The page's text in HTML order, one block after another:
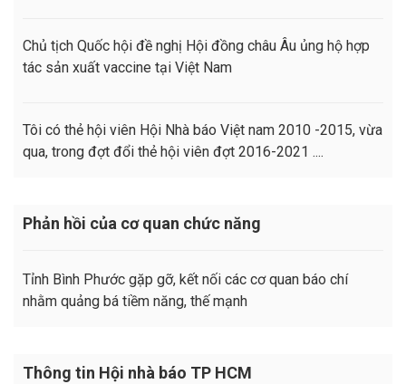
Chủ tịch Quốc hội đề nghị Hội đồng châu Âu ủng hộ hợp
tác sản xuất vaccine tại Việt Nam
Tôi có thẻ hội viên Hội Nhà báo Việt nam 2010 -2015, vừa
qua, trong đợt đổi thẻ hội viên đợt 2016-2021 ....
Phản hồi của cơ quan chức năng
Tỉnh Bình Phước gặp gỡ, kết nối các cơ quan báo chí
nhằm quảng bá tiềm năng, thế mạnh
Thông tin Hội nhà báo TP HCM